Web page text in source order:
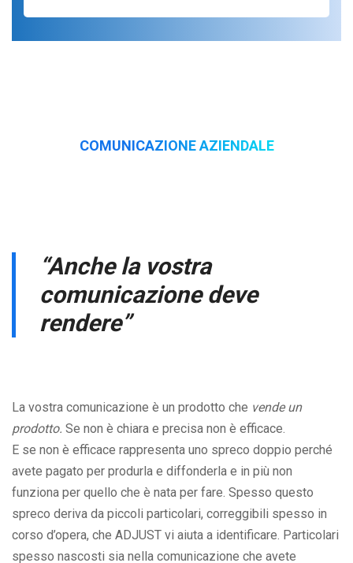
COMUNICAZIONE AZIENDALE
“Anche la vostra
comunicazione deve
rendere”
La vostra comunicazione è un prodotto che vende un
prodotto. Se non è chiara e precisa non è efficace.
E se non è efficace rappresenta uno spreco doppio perché
avete pagato per produrla e diffonderla e in più non
funziona per quello che è nata per fare. Spesso questo
spreco deriva da piccoli particolari, correggibili spesso in
corso d’opera, che ADJUST vi aiuta a identificare. Particolari
spesso nascosti sia nella comunicazione che avete